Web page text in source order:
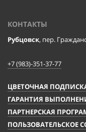
КОНТАКТЫ
Рубцовск, пер.
+7 (983)-351-37-77
ЦВЕТОЧНАЯ
ГАРАНТИЯ
ПАРТНЕРСКАЯ
ПОЛЬЗОВАТЕЛЬСКОЕ